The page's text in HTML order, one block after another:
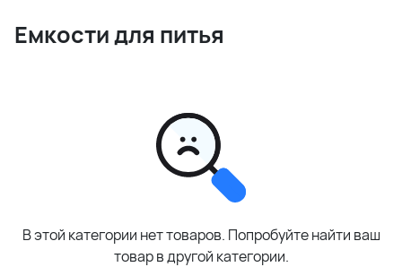
Емкости для питья
В этой категории нет товаров. Попробуйте найти ваш
товар в другой категории.